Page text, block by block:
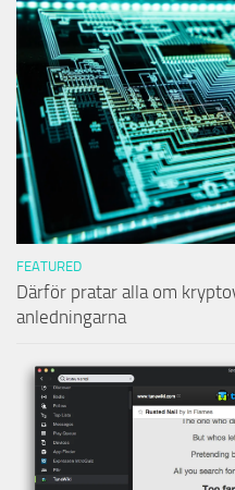
FEATURED
Därför pratar alla om
anledningarna